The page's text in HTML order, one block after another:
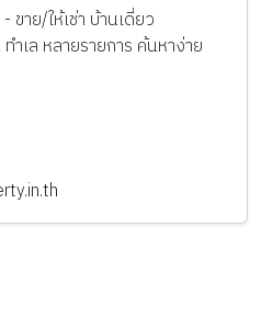
ขาย/ให้เช่า บ้านเดี่ยว
เล หลายรายการ ค้นหาง่าย